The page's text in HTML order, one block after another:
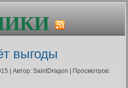
Гайды и сервисы
Бонусы клановых узоров
Браузеры
выгоды
|Автор: SaintDragon
Просмотров: